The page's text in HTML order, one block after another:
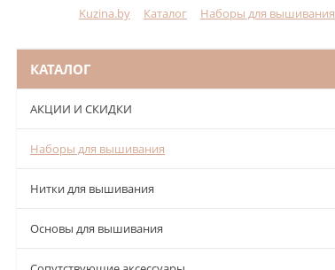
Kuzina.by Каталог Наборы для вышивания
КАТАЛОГ
АКЦИИ И СКИДКИ
Наборы для вышивания
Нитки для вышивания
Основы для вышивания